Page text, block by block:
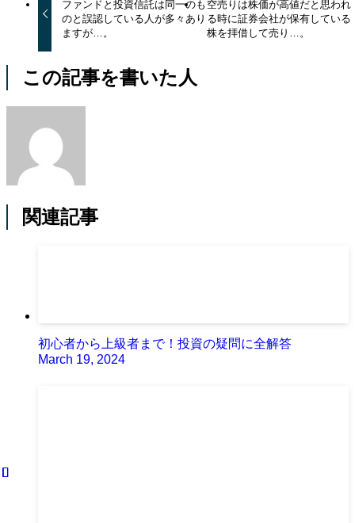
ファンドと投資信託は同一のも
のと誤認している人が多々あり
ますが…。
空売りは株価が高値だと思われ
る時に証券会社が保有している
株を拝借して売り…。
この記事を書いた人
関連記事
初心者から上級者まで！投資の疑問に全解答
March 19, 2024